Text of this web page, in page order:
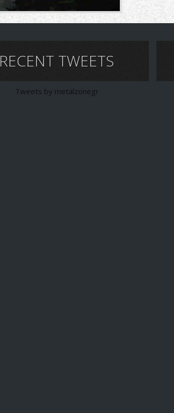
RECENT TWEETS
Tweets by metalzonegr